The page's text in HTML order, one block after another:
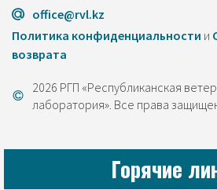
office@rvl.kz
Политика конфиденциальности и
возврата
2026 РГП «Республиканская
лаборатория». Все права
Горячие